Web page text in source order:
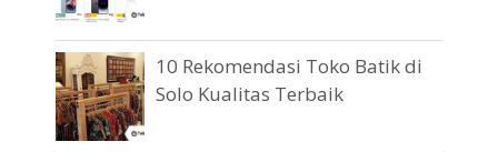
10 Rekomendasi Toko Batik di
Solo Kualitas Terbaik